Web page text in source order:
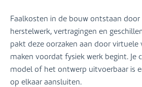
Faalkosten in de bouw ontstaan
herstelwerk, vertragingen en
pakt deze oorzaken aan door
maken voordat fysiek werk begint. Je
model of het ontwerp uitvoerbaar is
op elkaar aansluiten.